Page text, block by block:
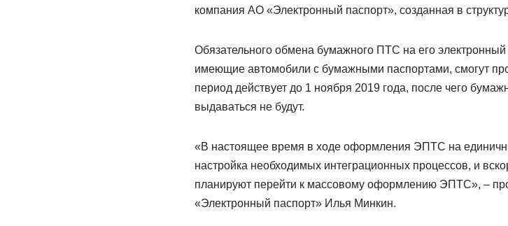
компания АО «Электронный паспорт», созданная в
Обязательного обмена бумажного ПТС на его
имеющие автомобили с бумажными паспортами, смогут
период действует до 1 ноября 2019 года, после чего
выдаваться не будут.
«В настоящее время в ходе оформления ЭПТС на
настройка необходимых интеграционных процессов, и
планируют перейти к массовому оформлению ЭПТС», –
«Электронный паспорт» Илья Минкин.